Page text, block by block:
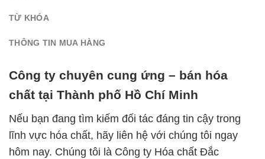
TỪ KHÓA
THÔNG TIN MUA HÀNG
Công ty chuyên cung ứng – bán hóa
chất tại Thành phố Hồ Chí Minh
Nếu bạn đang tìm kiếm đối tác đáng tin cậy trong
lĩnh vực hóa chất, hãy liên hệ với chúng tôi ngay
hôm nay. Chúng tôi là Công ty Hóa chất Đắc